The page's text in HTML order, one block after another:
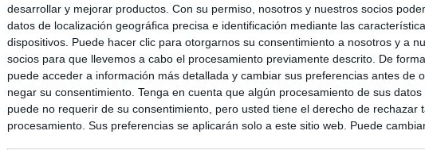
desarrollar y mejorar productos. Con su permiso, nosotros y nuestros socios
datos de localización geográfica precisa e identificación mediante las
dispositivos. Puede hacer clic para otorgarnos su consentimiento a nosotros y a
socios para que llevemos a cabo el procesamiento previamente descrito. De
puede acceder a información más detallada y cambiar sus preferencias antes de
negar su consentimiento. Tenga en cuenta que algún procesamiento de sus
puede no requerir de su consentimiento, pero usted tiene el derecho de rechazar
procesamiento. Sus preferencias se aplicarán solo a este sitio web. Puede
ABOUT KIOSKO.NET
Kiosko.net
is a visual daily press directory that gives access to the world's largest news
sites and displays a readable image taken from today's frontpage cover of each
newspaper.